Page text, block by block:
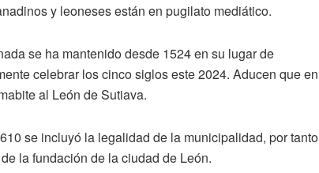
y leoneses están en pugilato mediático.
se ha mantenido desde 1524 en su lugar de
celebrar los cinco siglos este 2024. Aducen que en
al León de Sutiava.
se incluyó la legalidad de la municipalidad, por tanto
la fundación de la ciudad de León.